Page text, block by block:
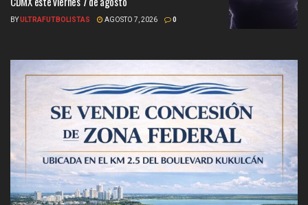
BYULTRAFUTBOLISTAS AGOSTO 7, 2026 0